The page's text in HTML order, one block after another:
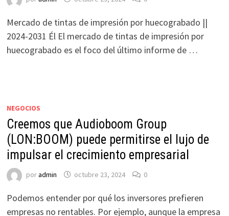
Mercado de tintas de impresión por huecograbado ||
2024-2031 Él El mercado de tintas de impresión por
huecograbado es el foco del último informe de …
NEGOCIOS
Creemos que Audioboom Group
(LON:BOOM) puede permitirse el lujo de
impulsar el crecimiento empresarial
poradmin octubre 23, 2024 0
Podemos entender por qué los inversores prefieren
empresas no rentables. Por ejemplo, aunque la empresa